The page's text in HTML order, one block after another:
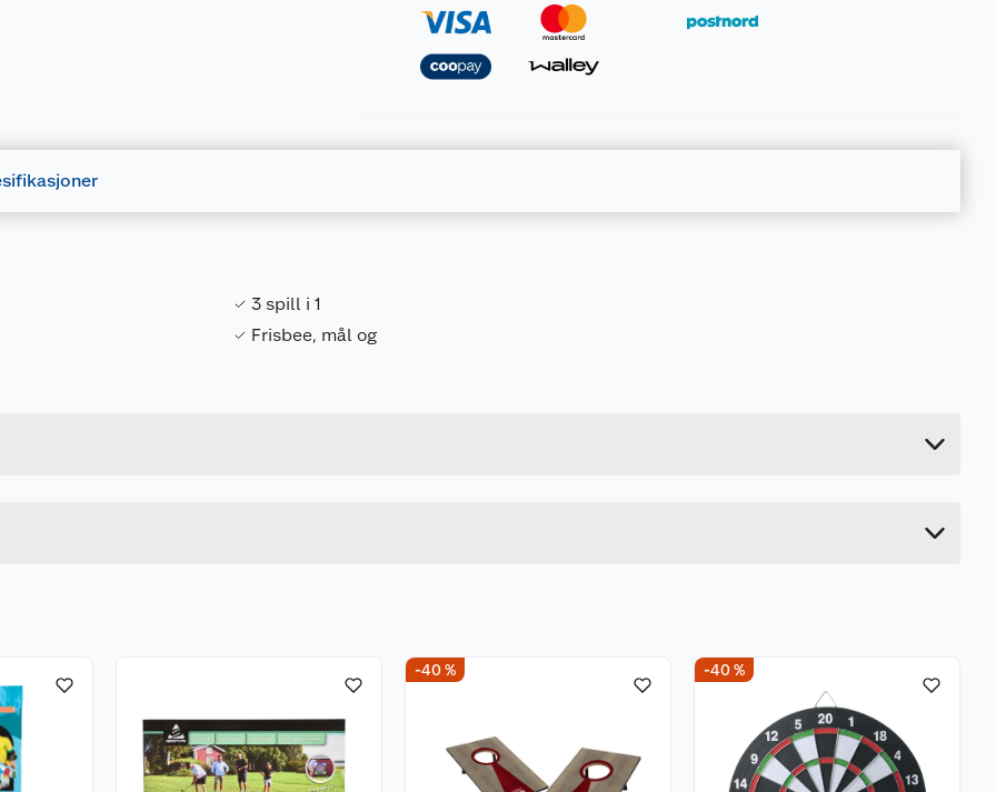
3 spill i 1
Frisbee, mål og
-40 % -40 %